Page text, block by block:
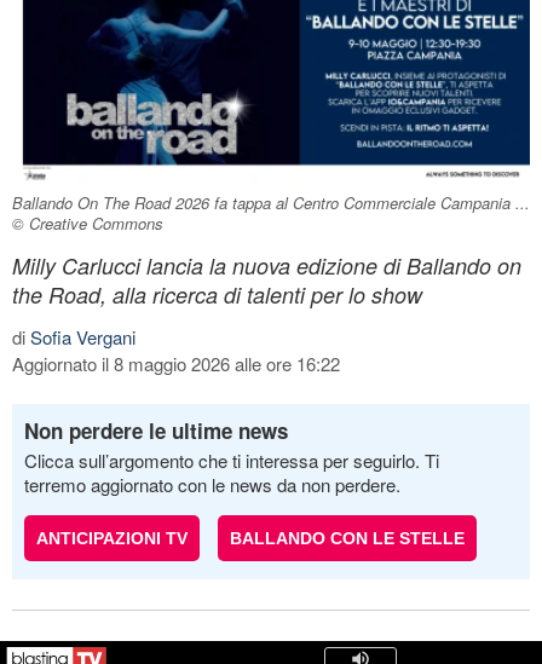
Ballando On The Road 2026 fa tappa al Centro Commerciale Campania ...
© Creative Commons
Milly Carlucci lancia la nuova edizione di Ballando on
the Road, alla ricerca di talenti per lo show
diSofia Vergani
Aggiornato il 8 maggio 2026 alle ore 16:22
Non perdere le ultime news
Clicca sull’argomento che ti interessa per seguirlo. Ti
terremo aggiornato con le news da non perdere.
ANTICIPAZIONI TV BALLANDO CON LE STELLE